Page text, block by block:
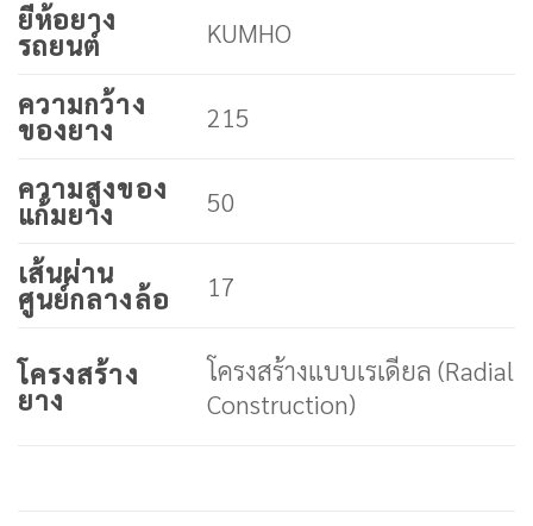
ยีห้อยาง
รถยนต์ KUMHO
ความกว้าง
ของยาง 215
ความสูงของ
แก้มยาง 50
เส้นผ่าน
ศูนย์กลางล้อ 17
โครงสร้าง
ยาง
โครงสร้างแบบเรเดียล (Radial
Construction)